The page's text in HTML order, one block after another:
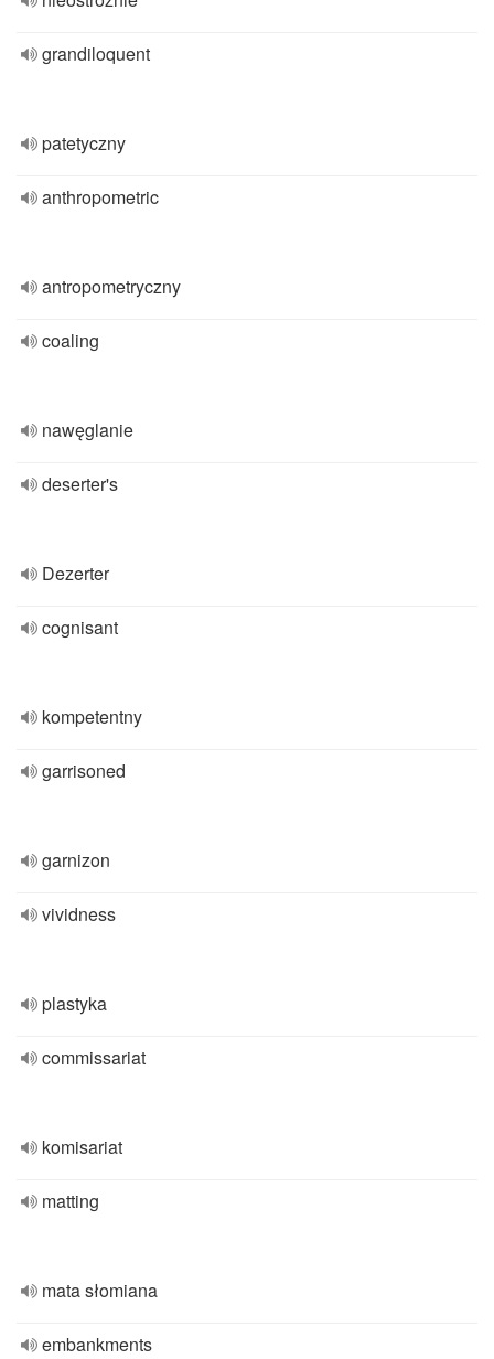
grandiloquent
patetyczny
anthropometric
antropometryczny
coaling
nawęglanie
deserter's
Dezerter
cognisant
kompetentny
garrisoned
garnizon
vividness
plastyka
commissariat
komisariat
matting
mata słomiana
embankments